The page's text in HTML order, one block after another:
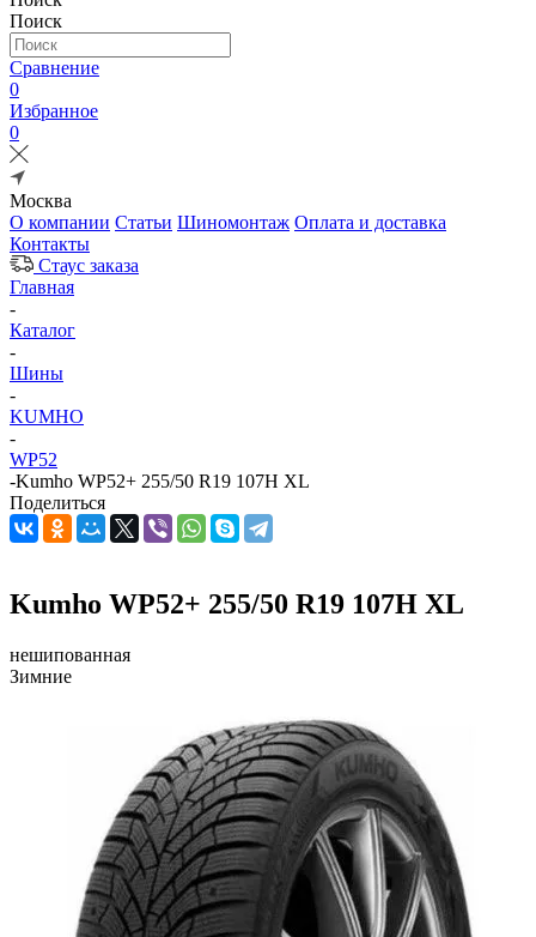
Поиск
Сравнение
0
Избранное
0
Москва
О компании Статьи Шиномонтаж Оплата и доставка
Контакты
Стаус заказа
Главная
-
Каталог
-
Шины
-
KUMHO
-
WP52
-Kumho WP52+ 255/50 R19 107H XL
Поделиться
Kumho WP52+ 255/50 R19 107H XL
нешипованная
Зимние